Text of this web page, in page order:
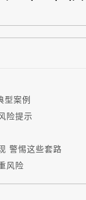
型案例
险提示
警惕这些套路
风险